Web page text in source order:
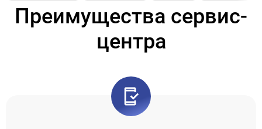
Преимущества сервис-
центра